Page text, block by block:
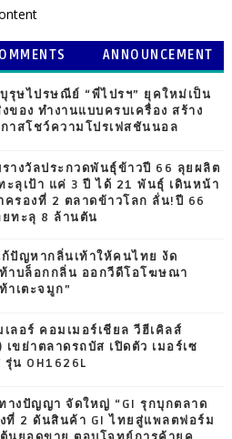
ANNOUNCEMENT
รุษไปรษณีย์ “พี่ไปรฯ” ยุคใหม่เป็น
ของ ทำงานแบบครบเครื่อง สร้าง
าสโชว์ความโปรเฟสชันนอล
างวัลประกวดพันธุ์ข้าวปี 66 ลุยผลิต
ลุเป้า แค่ 3 ปี ได้ 21 พันธุ์ เดินหน้า
รองที่ 2 ตลาดข้าวโลก ลั่น!ปี 66
ทะลุ 8 ล้านตัน
ก้ปัญหากลิ่นเท้าให้คนไทย งัด
าบล็อกกลิ่น ออกวีดีโอโฆษณา
าเตะจมูก”
เลอร์ คอมเมอร์เชียล วีฮีเคิลส์
เขย่าตลาดรถบัส เปิดตัว เมอร์เซ
รุ่น OH1626L
างปัญญา จัดใหญ่ “GI รุกบุกตลาด
ที่ 2 ดันสินค้า GI ไทยสู่แพลตฟอร์ม